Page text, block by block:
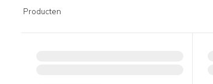
Producten